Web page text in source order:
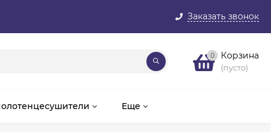
Заказать звонок
0 Корзина
(пусто)
Еще